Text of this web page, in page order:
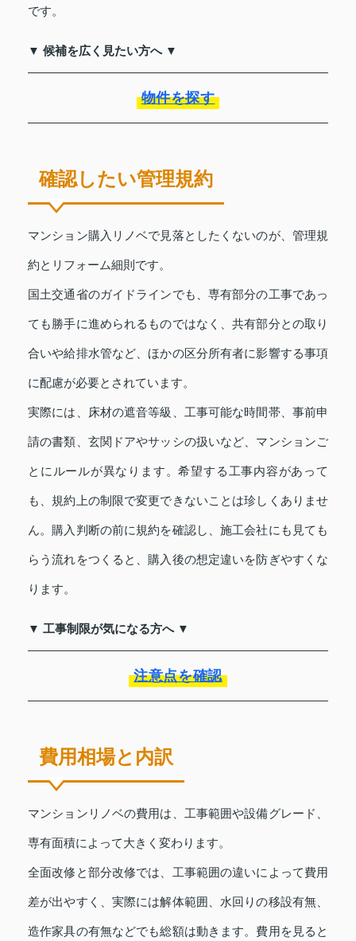
です。
▼ 候補を広く見たい方へ ▼
物件を探す
確認したい管理規約
マンション購入リノベで見落としたくないのが、管理規
約とリフォーム細則です。
国土交通省のガイドラインでも、専有部分の工事であっ
ても勝手に進められるものではなく、共有部分との取り
合いや給排水管など、ほかの区分所有者に影響する事項
に配慮が必要とされています。
実際には、床材の遮音等級、工事可能な時間帯、事前申
請の書類、玄関ドアやサッシの扱いなど、マンションご
とにルールが異なります。希望する工事内容があって
も、規約上の制限で変更できないことは珍しくありませ
ん。購入判断の前に規約を確認し、施工会社にも見ても
らう流れをつくると、購入後の想定違いを防ぎやすくな
ります。
▼ 工事制限が気になる方へ ▼
注意点を確認
費用相場と内訳
マンションリノベの費用は、工事範囲や設備グレード、
専有面積によって大きく変わります。
全面改修と部分改修では、工事範囲の違いによって費用
差が出やすく、実際には解体範囲、水回りの移設有無、
造作家具の有無などでも総額は動きます。費用を見ると